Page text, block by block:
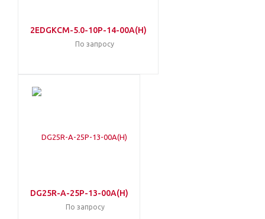
2EDGKCM-5.0-10P-14-00A(H)
По запросу
DG25R-A-25P-13-00A(H)
По запросу